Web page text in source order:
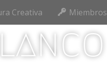
Creativa Miembros